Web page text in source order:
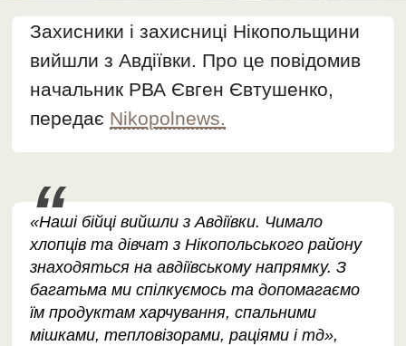
Захисники і захисниці Нікопольщини
вийшли з Авдіївки. Про це повідомив
начальник РВА Євген Євтушенко,
передає Nikopolnews.
«Наші бійці вийшли з Авдіївки. Чимало
хлопців та дівчат з Нікопольського району
знаходяться на авдіївському напрямку. З
багатьма ми спілкуємось та допомагаємо
їм продуктам харчування, спальними
мішками, тепловізорами, раціями і тд»,